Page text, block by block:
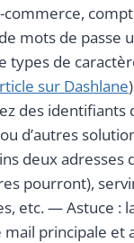
mots de passe
types de
sur Dashlane
des
d’autres
deux
pourront),
etc. — Astuce :
principale et